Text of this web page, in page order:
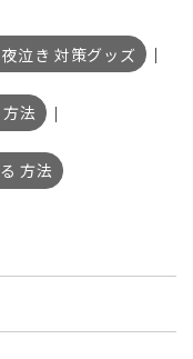
泣き 対策グッズ ｜
法 ｜
方法